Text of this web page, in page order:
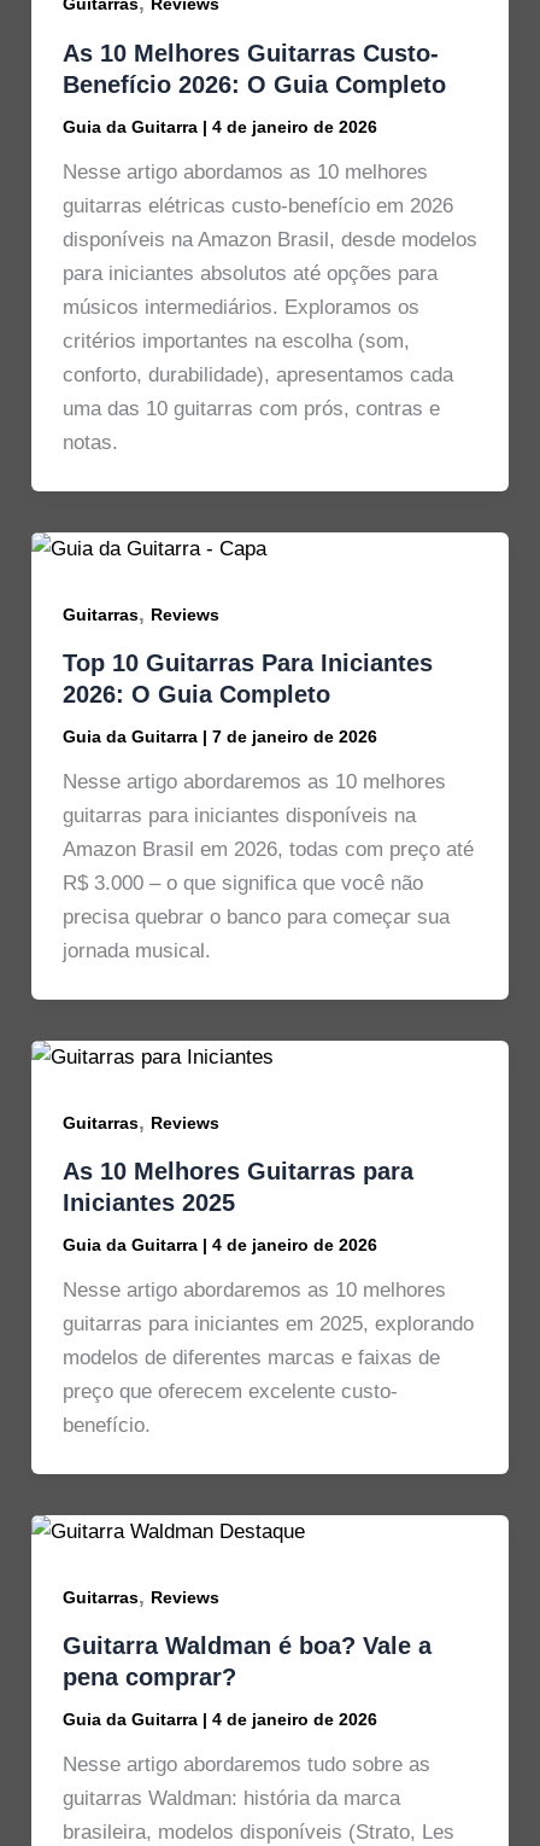
Guitarras Reviews
As 10 Melhores Guitarras Custo-
Benefício 2026: O Guia Completo
Guia da Guitarra | 4 de janeiro de 2026
Nesse artigo abordamos as 10 melhores
guitarras elétricas custo-benefício em 2026
disponíveis na Amazon Brasil, desde modelos
para iniciantes absolutos até opções para
músicos intermediários. Exploramos os
critérios importantes na escolha (som,
conforto, durabilidade), apresentamos cada
uma das 10 guitarras com prós, contras e
notas.
Guitarras, Reviews
Top 10 Guitarras Para Iniciantes
2026: O Guia Completo
Guia da Guitarra | 7 de janeiro de 2026
Nesse artigo abordaremos as 10 melhores
guitarras para iniciantes disponíveis na
Amazon Brasil em 2026, todas com preço até
R$ 3.000 – o que significa que você não
precisa quebrar o banco para começar sua
jornada musical.
Guitarras, Reviews
As 10 Melhores Guitarras para
Iniciantes 2025
Guia da Guitarra | 4 de janeiro de 2026
Nesse artigo abordaremos as 10 melhores
guitarras para iniciantes em 2025, explorando
modelos de diferentes marcas e faixas de
preço que oferecem excelente custo-
benefício.
Guitarras, Reviews
Guitarra Waldman é boa? Vale a
pena comprar?
Guia da Guitarra | 4 de janeiro de 2026
Nesse artigo abordaremos tudo sobre as
guitarras Waldman: história da marca
brasileira, modelos disponíveis (Strato, Les